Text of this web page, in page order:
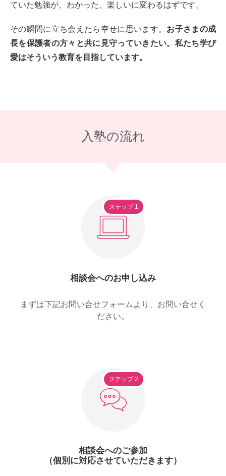
ていた勉強が、わかった、楽しいに変わるはずです。
その瞬間に立ち会えたら幸せに思います。 お子さまの成
長を保護者の方々と共に見守っていきたい。私たち学び
愛はそういう教育を目指しています。
入塾の流れ
ステップ 1
相談会へのお申し込み
まずは下記お問い合せフォームより、お問い合せく
ださい。
ステップ 2
相談会へのご参加
（個別に対応させていただきます）